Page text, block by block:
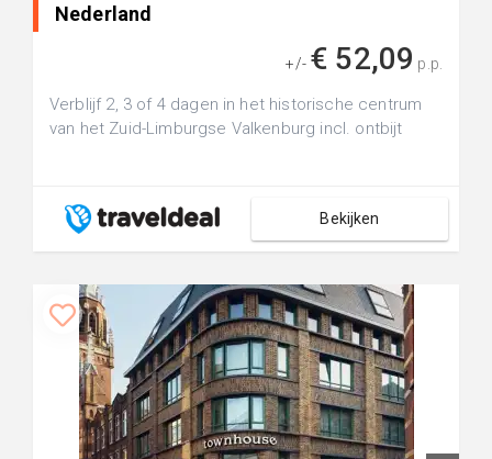
Nederland
+/- € 52,09 p.p.
Verblijf 2, 3 of 4 dagen in het historische centrum
van het Zuid-Limburgse Valkenburg incl. ontbijt
Bekijken